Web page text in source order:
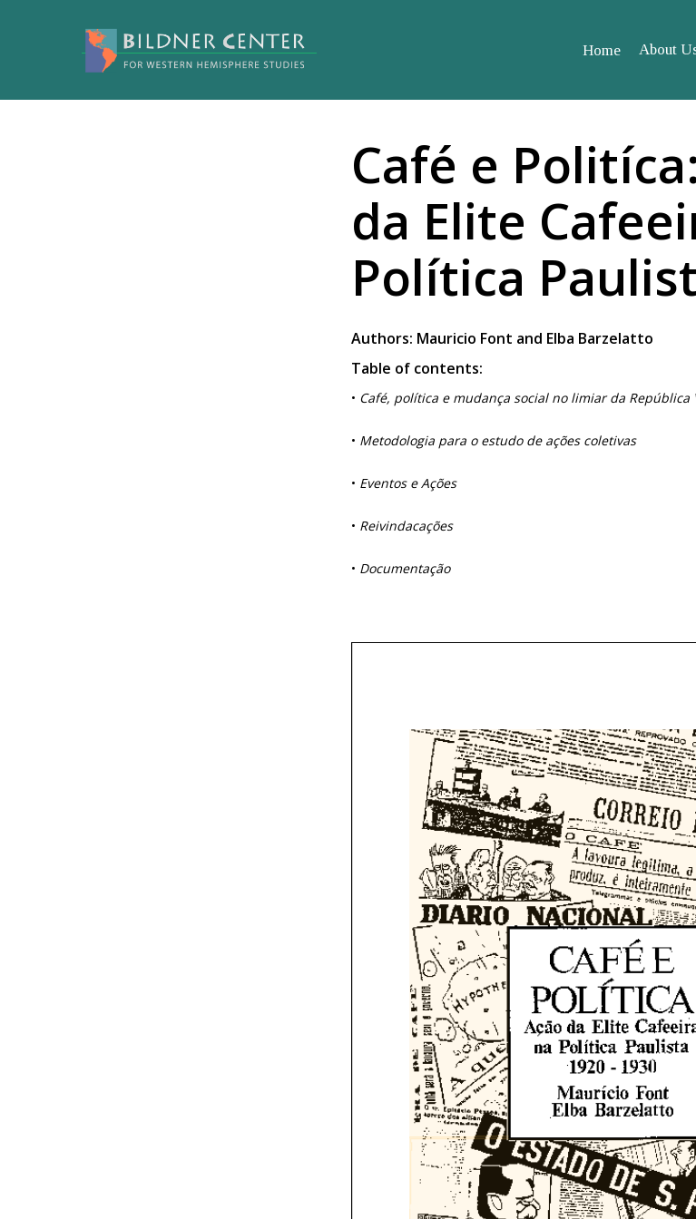
Home About
Café e
da Elite
Política
Authors: Mauricio Font and Elba Barzelatto
Table of contents:
• Café, política e mudança social no limiar da República
• Metodologia para o estudo de ações coletivas
• Eventos e Ações
• Reivindacações
• Documentação